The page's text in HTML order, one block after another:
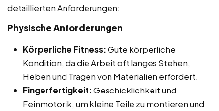
detaillierten Anforderungen:
Physische Anforderungen
Körperliche Fitness:Gute körperliche
Kondition, da die Arbeit oft langes Stehen,
Heben und Tragen von Materialien erfordert.
Fingerfertigkeit:Geschicklichkeit und
Feinmotorik, um kleine Teile zu montieren und